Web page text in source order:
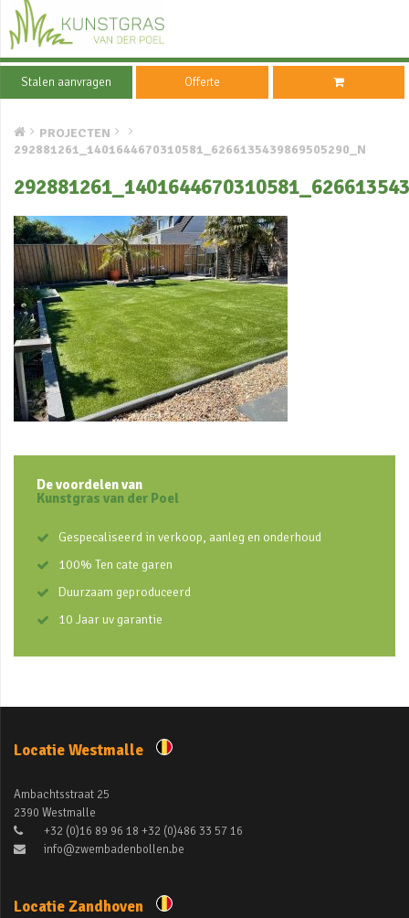
Stalen aanvragen Offerte
PROJECTEN
292881261_1401644670310581_6266135439869505290_N
De voordelen van
Kunstgras van der Poel
Gespecaliseerd in verkoop, aanleg en onderhoud
100% Ten cate garen
Duurzaam geproduceerd
10 Jaar uv garantie
Locatie Westmalle
Ambachtsstraat 25
2390 Westmalle
+32 (0)16 89 96 18 +32 (0)486 33 57 16
info@zwembadenbollen.be
Locatie Zandhoven